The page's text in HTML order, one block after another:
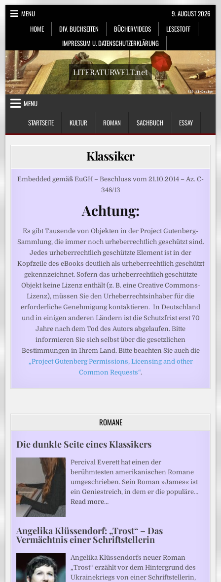
Skip
MENU
HOME
DIV. BUCHSEITEN BÜCHERVIDEOS
LESESTOFF
IMPRESSUM U. DATENSCHUTZERKLÄRUNG
9. AUGUST 2026
LITERATURWELT.net
MENU
STARTSEITE
KULTUR ROMAN SACHBUCH ESSAY
Klassiker
Embedded gemäß EuGH – Beschluss vom 21.10.2014 – Az. C-
348/13
Achtung:
Es gibt Tausende von Objekten in der Project Gutenberg-
Sammlung, die immer noch urheberrechtlich geschützt sind.
Jedes urheberrechtlich geschützte Element ist in der
Kopfzeile des eBooks deutlich als urheberrechtlich geschützt
gekennzeichnet. Sofern das urheberrechtlich geschützte
Objekt keine Lizenz enthält (z. B. eine Creative Commons-
Lizenz), müssen Sie den Urheberrechtsinhaber für die
erforderliche Genehmigung kontaktieren. In Deutschland
und in einigen anderen Ländern ist die Schutzfrist erst 70
Jahre nach dem Tod des Autors abgelaufen. Bitte
informieren Sie sich selbst über die gesetzlichen
Bestimmungen in Ihrem Land. Bitte beachten Sie auch die
„Project Gutenberg Permissions, Licensing and other
Common Requests“.
ROMANE
Die dunkle Seite eines Klassikers
Percival Everett hat einen der
berühmtesten amerikanischen Romane
umgeschrieben. Sein Roman »James« ist
ein Geniestreich, in dem er die populäre…
Read more…
Angelika Klüssendorf: „Trost“ – Das
Vermächtnis einer Schriftstellerin
Angelika Klüssendorfs neuer Roman
„Trost“ erzählt vor dem Hintergrund des
Ukrainekriegs von einer Schriftstellerin,